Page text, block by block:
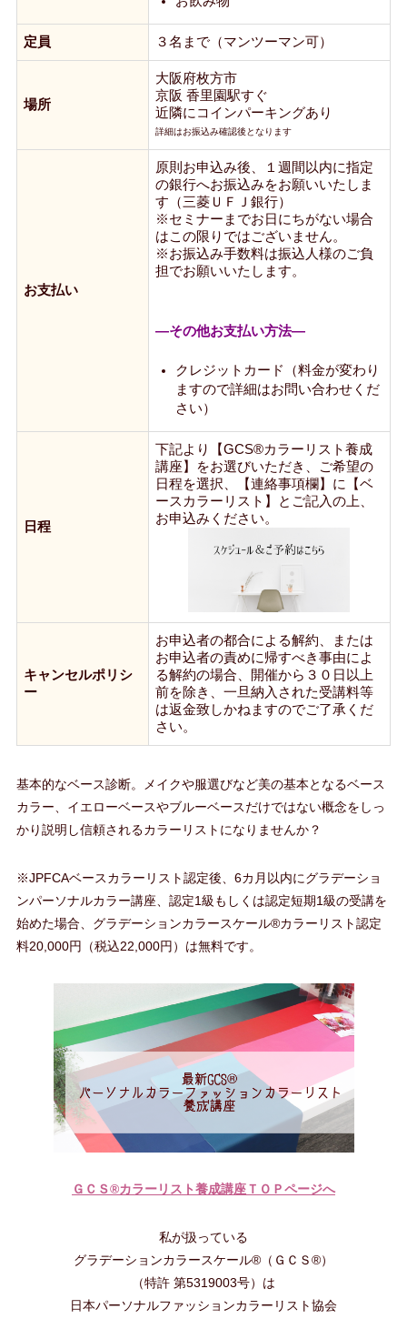
定員 ３名まで（マンツーマン可）
場所
大阪府枚方市
京阪 香里園駅すぐ
近隣にコインパーキングあり
詳細はお振込み確認後となります
お支払い
原則お申込み後、１週間以内に指定
の銀行へお振込みをお願いいたしま
す（三菱ＵＦＪ銀行）
※セミナーまでお日にちがない場合
はこの限りではございません。
※お振込み手数料は振込人様のご負
担でお願いいたします。
―その他お支払い方法―
クレジットカード（料金が変わり
ますので詳細はお問い合わせくだ
さい）
日程
下記より【GCS®カラーリスト養成
講座】をお選びいただき、ご希望の
日程を選択、【連絡事項欄】に【ベ
ースカラーリスト】とご記入の上、
お申込みください。
キャンセルポリシ
ー
お申込者の都合による解約、または
お申込者の責めに帰すべき事由によ
る解約の場合、開催から３０日以上
前を除き、一旦納入された受講料等
は返金致しかねますのでご了承くだ
さい。
基本的なベース診断。メイクや服選びなど美の基本となるベース
カラー、イエローベースやブルーベースだけではない概念をしっ
かり説明し信頼されるカラーリストになりませんか？
※JPFCAベースカラーリスト認定後、6カ月以内にグラデーショ
ンパーソナルカラー講座、認定1級もしくは認定短期1級の受講を
始めた場合、グラデーションカラースケール®カラーリスト認定
料20,000円（税込22,000円）は無料です。
ＧＣＳ®カラーリスト養成講座ＴＯＰページへ
私が扱っている
グラデーションカラースケール®（ＧＣＳ®）
（特許 第5319003号）は
日本パーソナルファッションカラーリスト協会